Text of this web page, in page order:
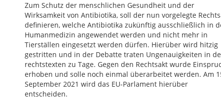
Zum Schutz der menschlichen Gesundheit und der
Wirksamkeit von Antibiotika, soll der nun vorgelegte
definieren, welche Antibiotika zukünftig ausschließlich in
Humanmedizin angewendet werden und nicht mehr in
Tierställen eingesetzt werden dürfen. Hierüber wird hitzig
gestritten und in der Debatte traten Ungenauigkeiten in
rechtstexten zu Tage. Gegen den Rechtsakt wurde
erhoben und solle noch einmal überarbeitet werden. Am
September 2021 wird das EU-Parlament hierüber
entscheiden.